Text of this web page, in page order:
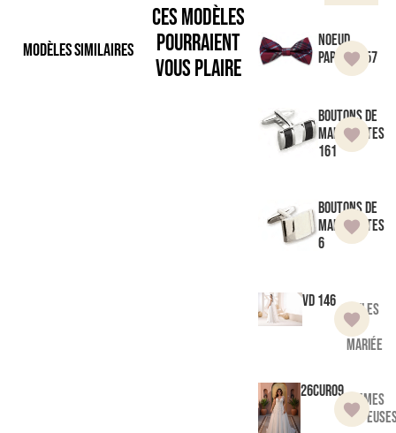
Modèles similaires
Ces modèles
pourraient
vous plaire
Noeud
Papillon 57
Boutons de
manchettes
161
Boutons de
manchettes
6
VD 146 Voiles
de
mariée
26CUR09Femmes